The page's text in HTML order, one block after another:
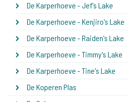
De Karperhoeve - Jef's Lake
De Karperhoeve - Kenjiro's Lake
De Karperhoeve - Raiden's Lake
De Karperhoeve - Timmy's Lake
De Karperhoeve - Tine's Lake
De Koperen Plas